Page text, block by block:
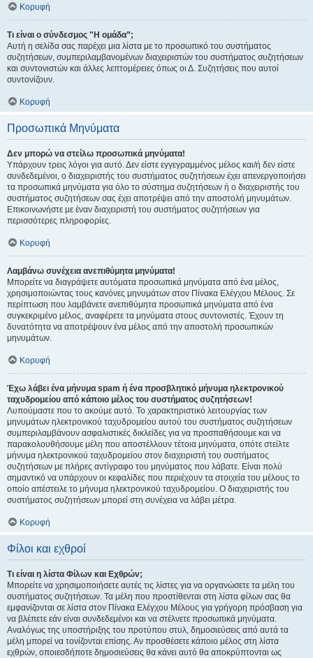
Κορυφή
Τι είναι ο σύνδεσμος "Η ομάδα”;
Αυτή η σελίδα σας παρέχει μια λίστα με το προσωπικό του συστήματος
συζητήσεων, συμπεριλαμβανομένων διαχειριστών του συστήματος συζητήσεων
και συντονιστών και άλλες λεπτομέρειες όπως οι Δ. Συζητήσεις που αυτοί
συντονίζουν.
Κορυφή
Προσωπικά Μηνύματα
Δεν μπορώ να στείλω προσωπικά μηνύματα!
Υπάρχουν τρεις λόγοι για αυτό. Δεν είστε εγγεγραμμένος μέλος και/ή δεν είστε
συνδεδεμένοι, ο διαχειριστής του συστήματος συζητήσεων έχει απενεργοποιήσει
τα προσωπικά μηνύματα για όλο το σύστημα συζητήσεων ή ο διαχειριστής του
συστήματος συζητήσεων σας έχει αποτρέψει από την αποστολή μηνυμάτων.
Επικοινωνήστε με έναν διαχειριστή του συστήματος συζητήσεων για
περισσότερες πληροφορίες.
Κορυφή
Λαμβάνω συνέχεια ανεπιθύμητα μηνύματα!
Μπορείτε να διαγράψετε αυτόματα προσωπικά μηνύματα από ένα μέλος,
χρησιμοποιώντας τους κανόνες μηνυμάτων στον Πίνακα Ελέγχου Μέλους. Σε
περίπτωση που λαμβάνετε ανεπιθύμητα προσωπικά μηνύματα από ένα
συγκεκριμένο μέλος, αναφέρετε τα μηνύματα στους συντονιστές. Έχουν τη
δυνατότητα να αποτρέψουν ένα μέλος από την αποστολή προσωπικών
μηνυμάτων.
Κορυφή
Έχω λάβει ένα μήνυμα spam ή ένα προσβλητικό μήνυμα ηλεκτρονικού
ταχυδρομείου από κάποιο μέλος του συστήματος συζητήσεων!
Λυπούμαστε που το ακούμε αυτό. Το χαρακτηριστικό λειτουργίας των
μηνυμάτων ηλεκτρονικού ταχυδρομείου αυτού του συστήματος συζητήσεων
συμπεριλαμβάνουν ασφαλιστικές δικλείδες για να προσπαθήσουμε και να
παρακολουθήσουμε μέλη που αποστέλλουν τέτοια μηνύματα, οπότε στείλτε
μήνυμα ηλεκτρονικού ταχυδρομείου στον διαχειριστή του συστήματος
συζητήσεων με πλήρες αντίγραφο του μηνύματος που λάβατε. Είναι πολύ
σημαντικό να υπάρχουν οι κεφαλίδες που περιέχουν τα στοιχεία του μέλους το
οποίο απέστειλε το μήνυμα ηλεκτρονικού ταχυδρομείου. Ο διαχειριστής του
συστήματος συζητήσεων μπορεί στη συνέχεια να λάβει μέτρα.
Κορυφή
Φίλοι και εχθροί
Τι είναι η λίστα Φίλων και Εχθρών;
Μπορείτε να χρησιμοποιήσετε αυτές τις λίστες για να οργανώσετε τα μέλη του
συστήματος συζητήσεων. Τα μέλη που προστίθενται στη λίστα φίλων σας θα
εμφανίζονται σε λίστα στον Πίνακα Ελέγχου Μέλους για γρήγορη πρόσβαση για
να βλέπετε εάν είναι συνδεδεμένοι και να στέλνετε προσωπικά μηνύματα.
Αναλόγως της υποστήριξης του προτύπου στυλ, δημοσιεύσεις από αυτά τα
μέλη μπορεί να τονίζονται επίσης. Αν προσθέσετε κάποιο μέλος στη λίστα
εχθρών, οποιεσδήποτε δημοσιεύσεις θα κάνει αυτό θα αποκρύπτονται ως